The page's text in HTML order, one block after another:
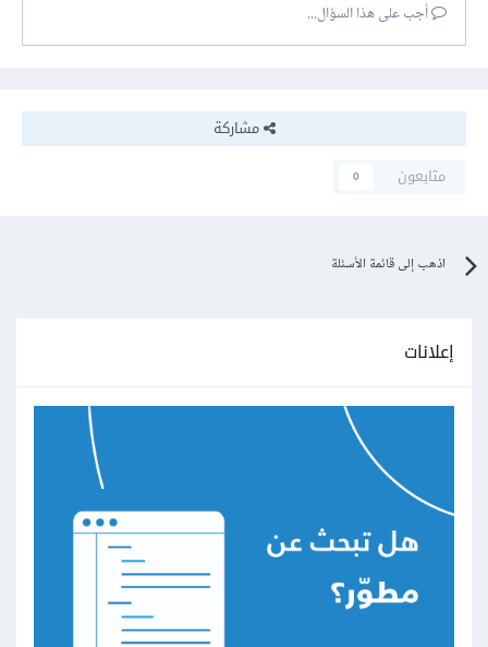
أجب على هذا السؤال...
مشاركة
متابعون
0
اذهب إلى قائمة الأسئلة
إعلانات